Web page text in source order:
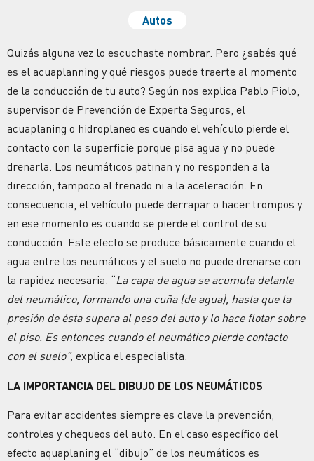
Autos
Quizás alguna vez lo escuchaste nombrar. Pero ¿sabés qué
es el acuaplanning y qué riesgos puede traerte al momento
de la conducción de tu auto? Según nos explica Pablo Piolo,
supervisor de Prevención de Experta Seguros, el
acuaplaning o hidroplaneo es cuando el vehículo pierde el
contacto con la superficie porque pisa agua y no puede
drenarla. Los neumáticos patinan y no responden a la
dirección, tampoco al frenado ni a la aceleración. En
consecuencia, el vehículo puede derrapar o hacer trompos y
en ese momento es cuando se pierde el control de su
conducción. Este efecto se produce básicamente cuando el
agua entre los neumáticos y el suelo no puede drenarse con
la rapidez necesaria. “La capa de agua se acumula delante
del neumático, formando una cuña (de agua), hasta que la
presión de ésta supera al peso del auto y lo hace flotar sobre
el piso. Es entonces cuando el neumático pierde contacto
con el suelo”, explica el especialista.
LA IMPORTANCIA DEL DIBUJO DE LOS NEUMÁTICOS
Para evitar accidentes siempre es clave la prevención,
controles y chequeos del auto. En el caso específico del
efecto aquaplaning el “dibujo” de los neumáticos es